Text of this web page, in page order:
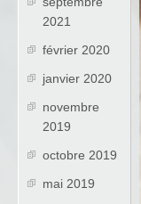
2021
février 2020
janvier 2020
novembre
2019
octobre 2019
mai 2019